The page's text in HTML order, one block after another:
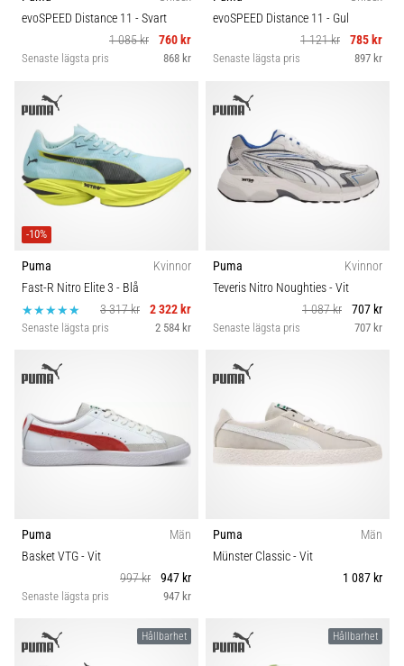
Hur
det
var
används
det…
6. 8. 2026
9 min. läsning
Löparknä:
Orsaker,
behandling
och
åtgärder
även
känt
som
ett
mycket
hälsoproblem
löpare
drabbas
Idrottsgren
Hållbarhet
Säsong
Komfort och dämpning
Skobredd
Carbon
evoSPEED Distance 11 - Svart
1 085 kr
760 kr
Senaste lägsta pris 868 kr
evoSPEED Distance 11 - Gul
1 121 kr
785 kr
Senaste lägsta pris 897 kr
-10%
Puma
Kvinnor
Fast-R Nitro Elite 3 - Blå
3 317 kr
2 322 kr
Senaste lägsta pris 2 584 kr
Puma
Kvinnor
Teveris Nitro Noughties- Vit
1 087 kr
707 kr
Senaste lägsta pris 707 kr
Puma
Män
Basket VTG- Vit
997 kr
947 kr
Senaste lägsta pris 947 kr
Puma
Män
Münster Classic- Vit
1 087 kr
Hållbarhet Hållbarhet